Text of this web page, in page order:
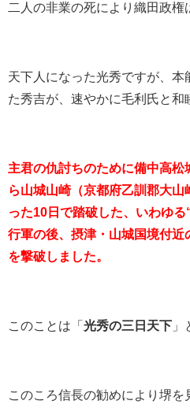
二人の非業の死により織田政権
天下人になった光秀ですが、本
た秀吉が、速やかに毛利氏と和
主君の仇討ちのために備中高
ら山城山崎（京都府乙訓郡大
った10日で踏破した、いわゆ
行軍の後、摂津・山城国境付近
を撃破しました。
このことは「 光秀の三日天下
このころ信長の勧めにより堺